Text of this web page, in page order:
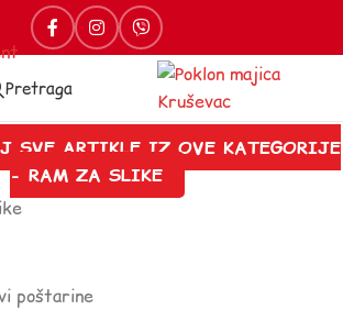
Pretraga
SVE ARTIKLE IZ OVE KATEGORIJE
- RAM ZA SLIKE
poštarine